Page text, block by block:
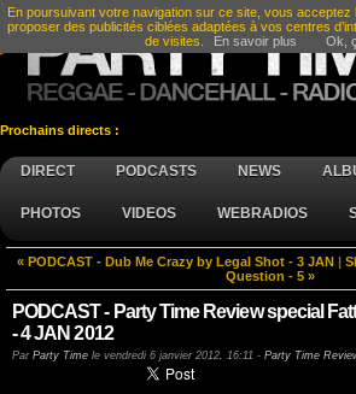
Prochains directs :
DIRECT PODCASTS NEWS
PHOTOS VIDEOS WEBRADIOS
« PODCAST - Dub Me Crazy by Legal Shot - 3 JAN
Question - 5 »
PODCAST - Party Time Review special
- 4 JAN 2012
Par Party Time le vendredi 6 janvier 2012, 16:11 - Party Time
En poursuivant votre navigation sur ce site, vous acceptez
proposer des publicités ciblées adaptées à vos centres
de visites.
En savoir plus Ok,